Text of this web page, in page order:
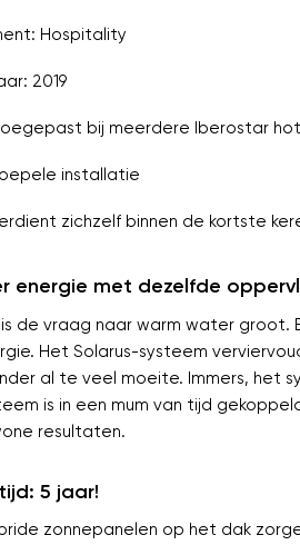
Hospitality
2019
bij meerdere Iberostar
installatie
zichzelf binnen de kortste
energie met dezelfde
de vraag naar warm water
Het Solarus-systeem
al te veel moeite. Immers, het
is in een mum van tijd
resultaten.
5 jaar!
zonnepanelen op het dak